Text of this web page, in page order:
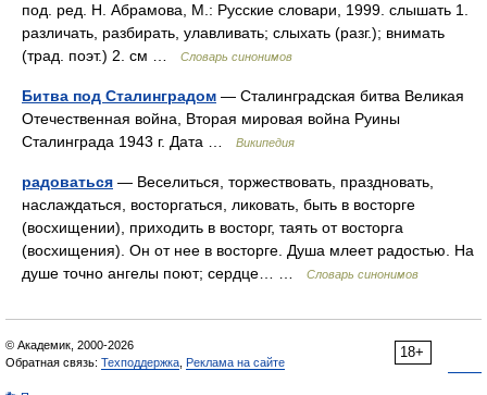
под. ред. Н. Абрамова, М.: Русские словари, 1999. слышать 1.
различать, разбирать, улавливать; слыхать (разг.); внимать
(трад. поэт.) 2. см …
Словарь синонимов
Битва под Сталинградом — Сталинградская битва Великая
Отечественная война, Вторая мировая война Руины
Сталинграда 1943 г. Дата …
Википедия
радоваться — Веселиться, торжествовать, праздновать,
наслаждаться, восторгаться, ликовать, быть в восторге
(восхищении), приходить в восторг, таять от восторга
(восхищения). Он от нее в восторге. Душа млеет радостью. На
душе точно ангелы поют; сердце… …
Словарь синонимов
18+
© Академик, 2000-2026
Обратная связь: Техподдержка Реклама на сайте